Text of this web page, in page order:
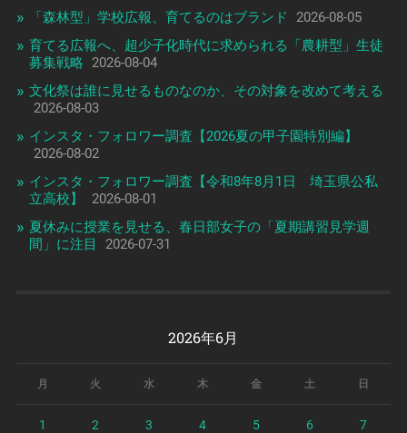
「森林型」学校広報、育てるのはブランド
2026-08-05
育てる広報へ、超少子化時代に求められる「農耕型」生徒
募集戦略
2026-08-04
文化祭は誰に見せるものなのか、その対象を改めて考える
2026-08-03
インスタ・フォロワー調査【2026夏の甲子園特別編】
2026-08-02
インスタ・フォロワー調査【令和8年8月1日 埼玉県公私
立高校】
2026-08-01
夏休みに授業を見せる、春日部女子の「夏期講習見学週
間」に注目
2026-07-31
2026年6月
月 火 水 木 金 土 日
1 2 3 4 5 6 7